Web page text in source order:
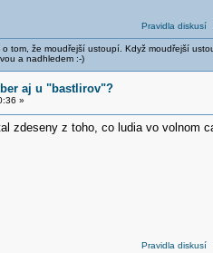
Pravidla diskusí
tom, že moudřejší ustoupí. Když moudřejší
a nadhledem :-)
aj u "bastlirov"?
»
zdeseny z toho, co ludia vo volnom
Pravidla diskusí